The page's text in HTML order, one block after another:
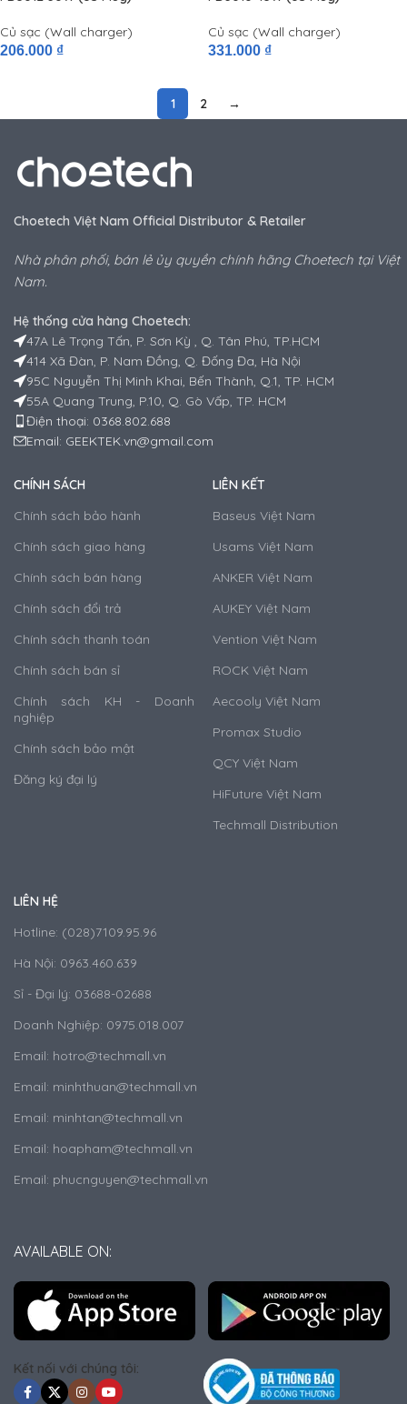
Củ sạc (Wall charger)
206.000 ₫
Củ sạc (Wall charger)
331.000 ₫
1 2 →
Choetech Việt Nam Official Distributor & Retailer
Nhà phân phối, bán lẻ ủy quyền chính hãng Choetech tại Việt
Nam.
Hệ thống cửa hàng Choetech:
47A Lê Trọng Tấn, P. Sơn Kỳ , Q. Tân Phú, TP.HCM
414 Xã Đàn, P. Nam Đồng, Q. Đống Đa, Hà Nội
95C Nguyễn Thị Minh Khai, Bến Thành, Q.1, TP. HCM
55A Quang Trung, P.10, Q. Gò Vấp, TP. HCM
Điện thoại: 0368.802.688
Email: GEEKTEK.vn@gmail.com
CHÍNH SÁCH
Chính sách bảo hành
Chính sách giao hàng
Chính sách bán hàng
Chính sách đổi trả
Chính sách thanh toán
Chính sách bán sỉ
Chính sách KH - Doanh
nghiệp
Chính sách bảo mật
Đăng ký đại lý
LIÊN KẾT
Baseus Việt Nam
Usams Việt Nam
ANKER Việt Nam
AUKEY Việt Nam
Vention Việt Nam
ROCK Việt Nam
Aecooly Việt Nam
Promax Studio
QCY Việt Nam
HiFuture Việt Nam
Techmall Distribution
LIÊN HỆ
Hotline: (028)7109.95.96
Hà Nội: 0963.460.639
Sỉ - Đại lý: 03688-02688
Doanh Nghiệp: 0975.018.007
Email: hotro@techmall.vn
Email: minhthuan@techmall.vn
Email: minhtan@techmall.vn
Email: hoapham@techmall.vn
Email: phucnguyen@techmall.vn
AVAILABLE ON:
Kết nối với chúng tôi: